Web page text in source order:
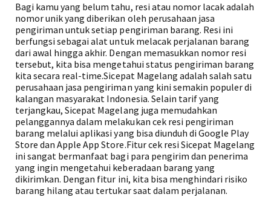
Bagi kamu yang belum tahu, resi atau nomor lacak adalah
nomor unik yang diberikan oleh perusahaan jasa
pengiriman untuk setiap pengiriman barang. Resi ini
berfungsi sebagai alat untuk melacak perjalanan barang
dari awal hingga akhir. Dengan memasukkan nomor resi
tersebut, kita bisa mengetahui status pengiriman barang
kita secara real-time.Sicepat Magelang adalah salah satu
perusahaan jasa pengiriman yang kini semakin populer di
kalangan masyarakat Indonesia. Selain tarif yang
terjangkau, Sicepat Magelang juga memudahkan
pelanggannya dalam melakukan cek resi pengiriman
barang melalui aplikasi yang bisa diunduh di Google Play
Store dan Apple App Store.Fitur cek resi Sicepat Magelang
ini sangat bermanfaat bagi para pengirim dan penerima
yang ingin mengetahui keberadaan barang yang
dikirimkan. Dengan fitur ini, kita bisa menghindari risiko
barang hilang atau tertukar saat dalam perjalanan.